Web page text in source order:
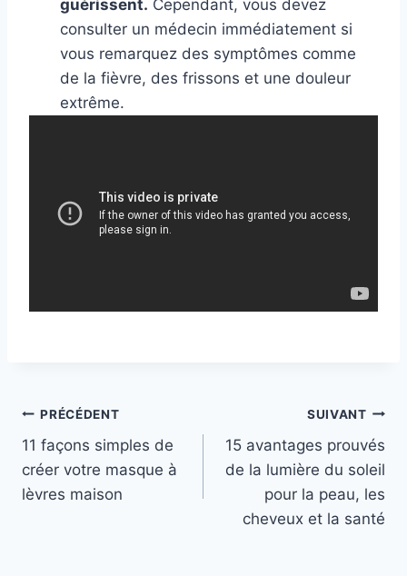
guérissent. Cependant, vous devez
consulter un médecin immédiatement si
vous remarquez des symptômes comme
de la fièvre, des frissons et une douleur
extrême.
e
u
x
Navigation
de
l’article
PRÉCÉDENT
11 façons simples de
créer votre masque à
lèvres maison
SUIVANT
15 avantages prouvés
de la lumière du soleil
pour la peau, les
cheveux et la santé